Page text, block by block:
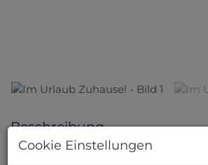
Beschreibung
Cookie Einstellungen